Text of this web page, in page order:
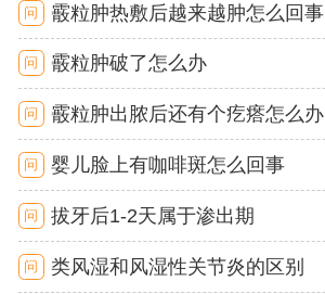
问 霰粒肿热敷后越来越肿怎么回事
问 霰粒肿破了怎么办
问 霰粒肿出脓后还有个疙瘩怎么办
问 婴儿脸上有咖啡斑怎么回事
问 拔牙后1-2天属于渗出期
问 类风湿和风湿性关节炎的区别